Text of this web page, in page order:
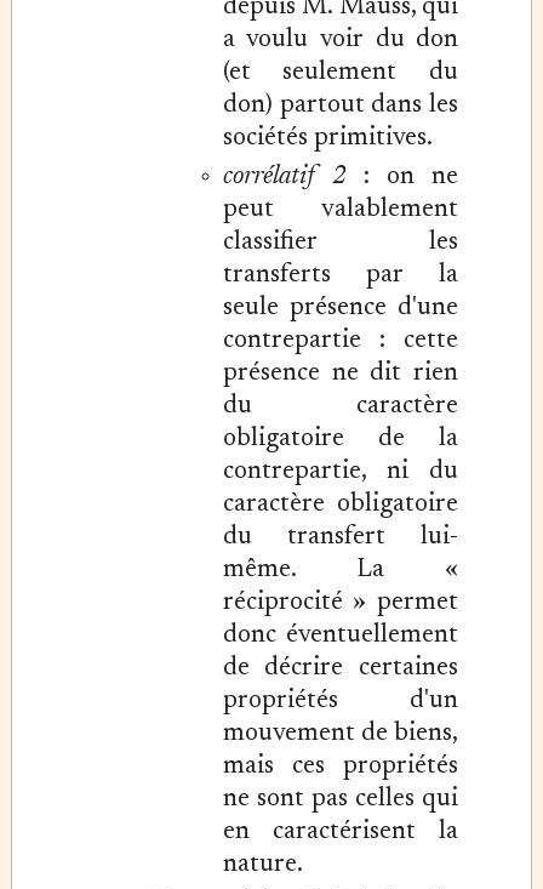
depuis M. Mauss, qui
a voulu voir du don
(et seulement du
don) partout dans les
sociétés primitives.
corrélatif 2: on ne
peut valablement
classifier les
transferts par la
seule présence d'une
contrepartie : cette
présence ne dit rien
du caractère
obligatoire de la
contrepartie, ni du
caractère obligatoire
du transfert lui-
même. La «
réciprocité » permet
donc éventuellement
de décrire certaines
propriétés d'un
mouvement de biens,
mais ces propriétés
ne sont pas celles qui
en caractérisent la
nature.